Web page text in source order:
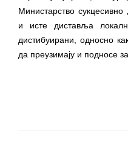
Министарство
и исте диставља
дистибуирани, односно
да преузимају и подносе